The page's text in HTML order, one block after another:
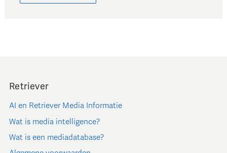
Retriever
AI en Retriever Media Informatie
Wat is media intelligence?
Wat is een mediadatabase?